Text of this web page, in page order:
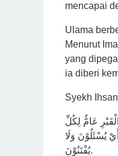
mencapai
Ulama
Menurut
yang
ia diberi
Syekh
عَامٌّ لِكُلِّ
يُسْئَلُوْنَ وَلَا
يُفْتَنُوْنَ.